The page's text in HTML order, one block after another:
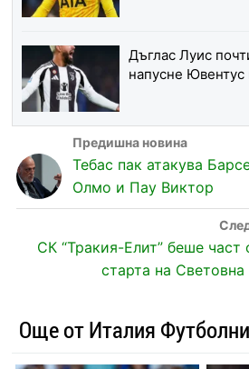
Дъглас Луис
напусне Ювентус
Тебас пак атакува
Олмо и Пау Виктор
СК “Тракия-Елит” беше част
старта на
Още от Италия